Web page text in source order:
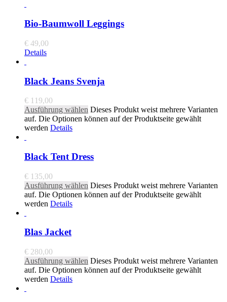
Bio-Baumwoll Leggings
€ 49,00
Details
Black Jeans Svenja
€ 119,00
Ausführung wählen Dieses Produkt weist mehrere Varianten
auf. Die Optionen können auf der Produktseite gewählt
werden Details
Black Tent Dress
€ 135,00
Ausführung wählen Dieses Produkt weist mehrere Varianten
auf. Die Optionen können auf der Produktseite gewählt
werden Details
Blas Jacket
€ 280,00
Ausführung wählen Dieses Produkt weist mehrere Varianten
auf. Die Optionen können auf der Produktseite gewählt
werden Details